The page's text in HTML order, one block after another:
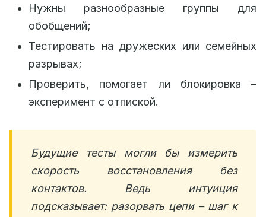
Нужны разнообразные группы для
обобщений;
Тестировать на дружеских или семейных
разрывах;
Проверить, помогает ли блокировка –
эксперимент с отпиской.
Будущие тесты могли бы измерить
скорость восстановления без
контактов. Ведь интуиция
подсказывает: разорвать цепи – шаг к